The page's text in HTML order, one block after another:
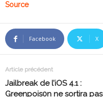
Source
Facebook X
Article précédent
Jailbreak de l’iOS 4.1 :
Greenpois0n ne sortira pas